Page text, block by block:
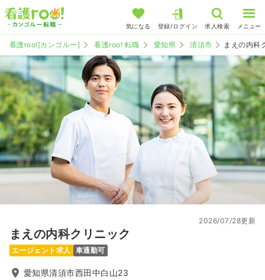
気になる 登録/ログイン 求人検索 メニュー
看護roo![カンゴルー] 看護roo! 転職 愛知県 清須市 まえの内科
まえの内科クリニック
2026/07/28更新
エージェント求人 車通勤可
愛知県清須市西田中白山23